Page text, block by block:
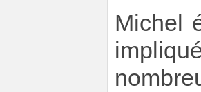
Michel